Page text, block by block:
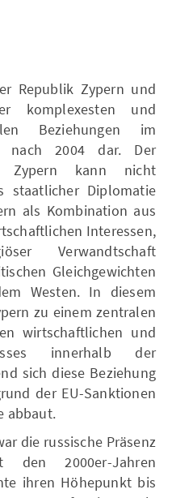
Republik Zypern und
komplexesten und
Beziehungen im
nach 2004 dar. Der
Zypern kann nicht
staatlicher Diplomatie
als Kombination aus
Interessen,
Verwandtschaft
Gleichgewichten
Westen. In diesem
zu einem zentralen
wirtschaftlichen und
innerhalb der
sich diese Beziehung
der EU-Sanktionen
abbaut.
die russische Präsenz
2000er-Jahren
ihren Höhepunkt bis